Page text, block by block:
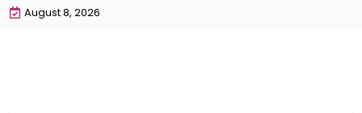
August 8, 2026